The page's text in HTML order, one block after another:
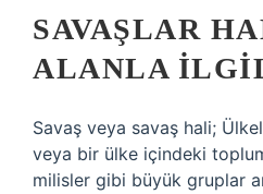
SAVAŞLAR
ALANLA
Savaş veya savaş hali;
veya bir ülke içindeki
milisler gibi büyük gruplar